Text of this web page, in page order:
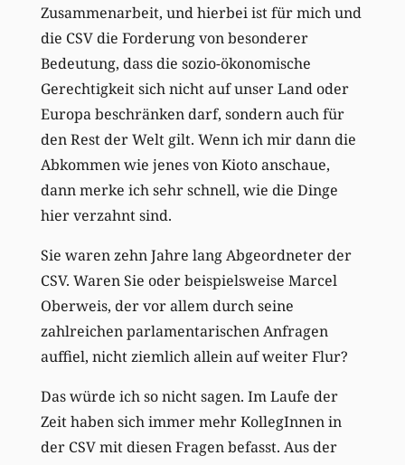
Zusammenarbeit, und hierbei ist für mich und
die CSV die Forderung von besonderer
Bedeutung, dass die sozio-ökonomische
Gerechtigkeit sich nicht auf unser Land oder
Europa beschränken darf, sondern auch für
den Rest der Welt gilt. Wenn ich mir dann die
Abkommen wie jenes von Kioto anschaue,
dann merke ich sehr schnell, wie die Dinge
hier verzahnt sind.
Sie waren zehn Jahre lang Abgeordneter der
CSV. Waren Sie oder beispielsweise Marcel
Oberweis, der vor allem durch seine
zahlreichen parlamentarischen Anfragen
auffiel, nicht ziemlich allein auf weiter Flur?
Das würde ich so nicht sagen. Im Laufe der
Zeit haben sich immer mehr KollegInnen in
der CSV mit diesen Fragen befasst. Aus der